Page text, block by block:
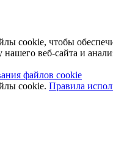
cookie, чтобы
веб-сайта и
файлов cookie
cookie. Правила